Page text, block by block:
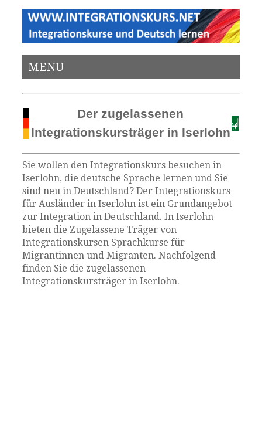
MENU
Der zugelassenen
Integrationskursträger in Iserlohn
Sie wollen den Integrationskurs besuchen in
Iserlohn, die deutsche Sprache lernen und Sie
sind neu in Deutschland? Der Integrationskurs
für Ausländer in Iserlohn ist ein Grundangebot
zur Integration in Deutschland. In Iserlohn
bieten die Zugelassene Träger von
Integrationskursen Sprachkurse für
Migrantinnen und Migranten. Nachfolgend
finden Sie die zugelassenen
Integrationskursträger in Iserlohn.